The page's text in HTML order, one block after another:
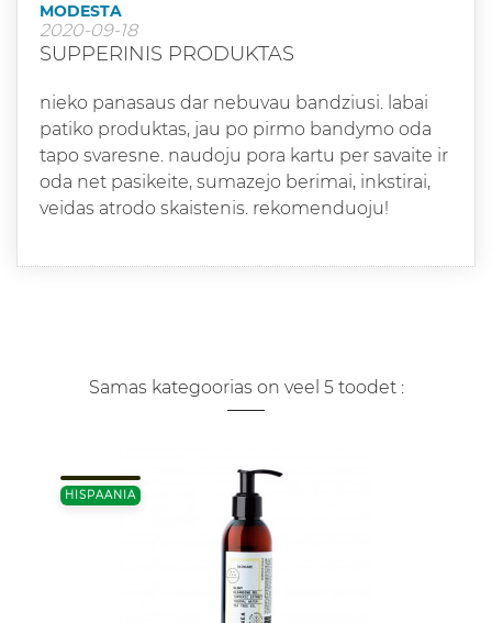
MODESTA
2020-09-18
SUPPERINIS PRODUKTAS
nieko panasaus dar nebuvau bandziusi. labai
patiko produktas, jau po pirmo bandymo oda
tapo svaresne. naudoju pora kartu per savaite ir
oda net pasikeite, sumazejo berimai, inkstirai,
veidas atrodo skaistenis. rekomenduoju!
Samas kategoorias on veel 5 toodet :
HISPAANIA